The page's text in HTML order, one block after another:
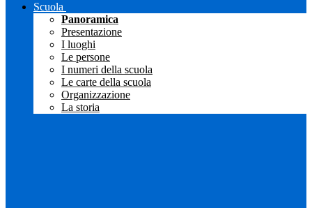
Scuola
Panoramica
Presentazione
I luoghi
Le persone
I numeri della scuola
Le carte della scuola
Organizzazione
La storia